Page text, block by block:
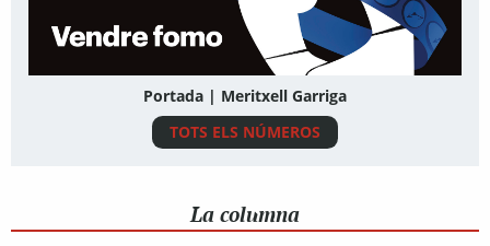
Portada | Meritxell Garriga
TOTS ELS NÚMEROS
La columna